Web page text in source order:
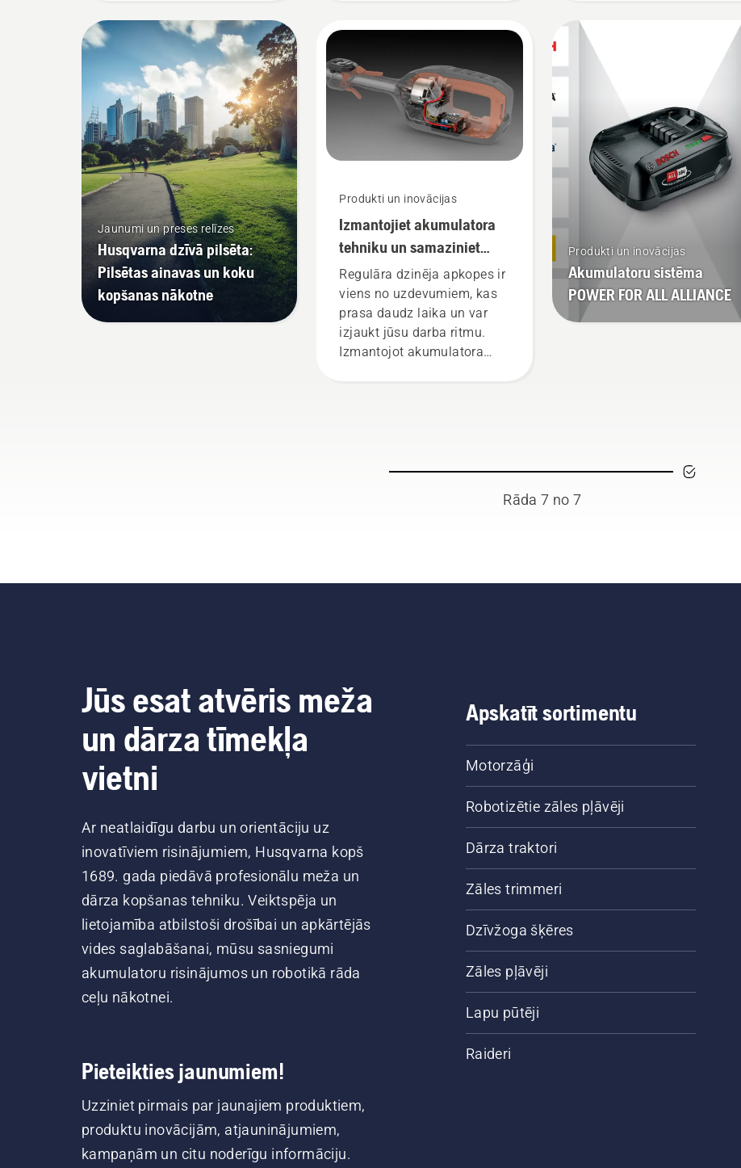
Jaunumi un preses relīzes
Husqvarna dzīvā pilsēta:
Pilsētas ainavas un koku
kopšanas nākotne
ietaupīt akumulatora uzlādi,
nospiediet savE pogu uz
trimmera, lai aktivizētu šo
Produkti un inovācijas
Izmantojiet akumulatora
tehniku un samaziniet
apkopes apjomu
Regulāra dzinēja apkopes ir
viens no uzdevumiem, kas
prasa daudz laika un var
izjaukt jūsu darba ritmu.
Izmantojot akumulatora
Produkti un inovācijas
Akumulatoru sistēma
POWER FOR ALL ALLIANCE
Rāda 7 no 7
Jūs esat atvēris meža
un dārza tīmekļa
vietni
Ar neatlaidīgu darbu un orientāciju uz
inovatīviem risinājumiem, Husqvarna kopš
1689. gada piedāvā profesionālu meža un
dārza kopšanas tehniku. Veiktspēja un
lietojamība atbilstoši drošībai un apkārtējās
vides saglabāšanai, mūsu sasniegumi
akumulatoru risinājumos un robotikā rāda
ceļu nākotnei.
Pieteikties jaunumiem!
Uzziniet pirmais par jaunajiem produktiem,
produktu inovācijām, atjauninājumiem,
kampaņām un citu noderīgu informāciju.
Apskatīt sortimentu
Motorzāģi
Robotizētie zāles pļāvēji
Dārza traktori
Zāles trimmeri
Dzīvžoga šķēres
Zāles pļāvēji
Lapu pūtēji
Raideri